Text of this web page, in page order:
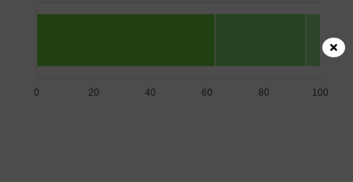
100
80
60
40
20
0